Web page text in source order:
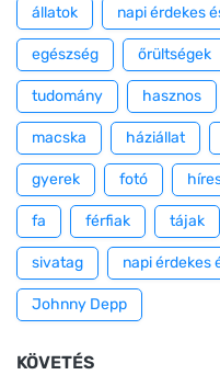
állatok napi érdekes
egészség őrültségek
tudomány hasznos
macska háziállat
gyerek fotó
fa férfiak tájak
sivatag napi érdekes
Johnny Depp
KÖVETÉS